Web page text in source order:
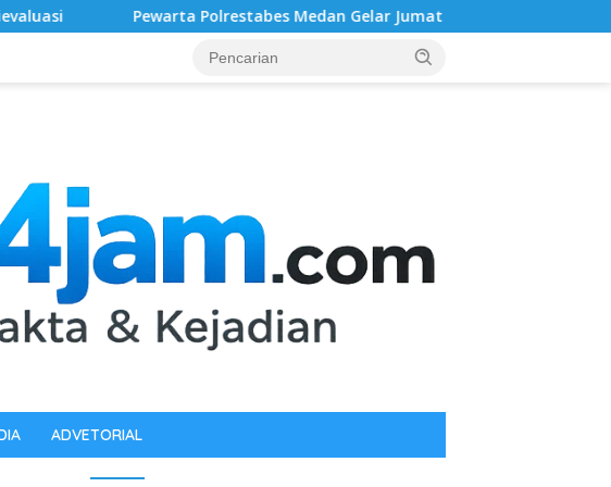
Polrestabes Medan Gelar Jumat Barokah, Pererat Silaturahmi, Kokohkan
ADVETORIAL